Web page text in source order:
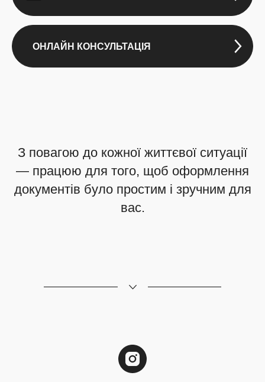
ОНЛАЙН КОНСУЛЬТАЦІЯ
З повагою до кожної життєвої ситуації
— працюю для того, щоб оформлення
документів було простим і зручним для
вас.